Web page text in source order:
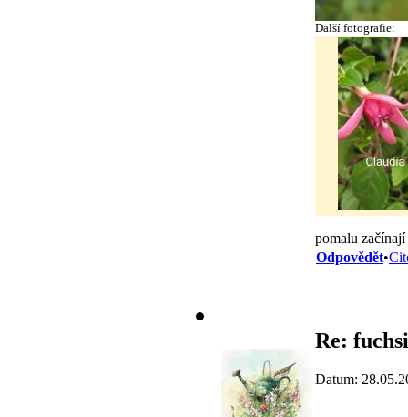
Další fotografie:
pomalu začínají
Odpovědět•
Re:
Datum: